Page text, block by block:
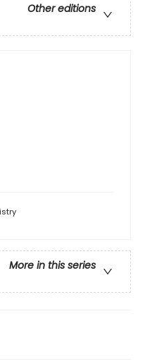
Other editions
More in this series